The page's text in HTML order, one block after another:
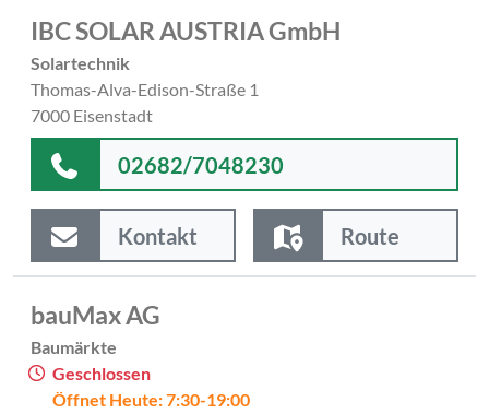
IBC SOLAR AUSTRIA GmbH
Solartechnik
Thomas-Alva-Edison-Straße 1
7000 Eisenstadt
02682/7048230
Kontakt Route
bauMax AG
Baumärkte
Geschlossen
Öffnet Heute: 7:30-19:00